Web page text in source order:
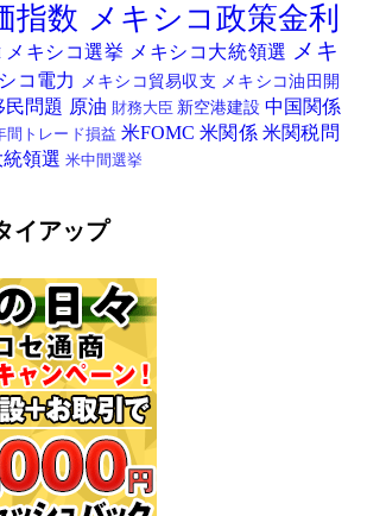
指数 メキシコ政策金利
メキシコ選挙 メキシコ大統領選 メキ
コ電力 メキシコ貿易収支 メキシコ油田開
民問題 原油 財務大臣 新空港建設 中国関係
間トレード損益 米FOMC米関係 米関税問
統領選米中間選挙
アップ